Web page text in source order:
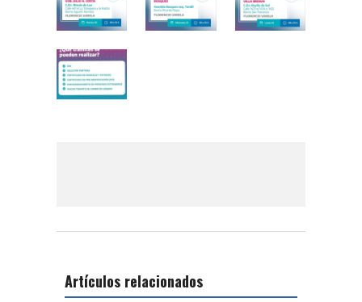
Artículos relacionados